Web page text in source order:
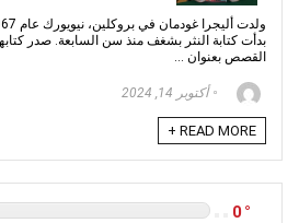
بدأت كتابة النثر بشغف منذ سن السابعة. صدر
القصص بعنوان ...
أكتوبر 14, 2024
READ MORE +
0